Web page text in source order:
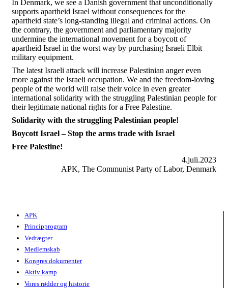
In Denmark, we see a Danish government that unconditionally
supports apartheid Israel without consequences for the
apartheid state’s long-standing illegal and criminal actions. On
the contrary, the government and parliamentary majority
undermine the international movement for a boycott of
apartheid Israel in the worst way by purchasing Israeli Elbit
military equipment.
The latest Israeli attack will increase Palestinian anger even
more against the Israeli occupation. We and the freedom-loving
people of the world will raise their voice in even greater
international solidarity with the struggling Palestinian people for
their legitimate national rights for a Free Palestine.
Solidarity with the struggling Palestinian people!
Boycott Israel – Stop the arms trade with Israel
Free Palestine!
4.juli.2023
APK, The Communist Party of Labor, Denmark
APK
Principprogram
Vedtægter
Medlemskab
Kongres dokumenter
Aktiv kamp
Vores rødder og historie